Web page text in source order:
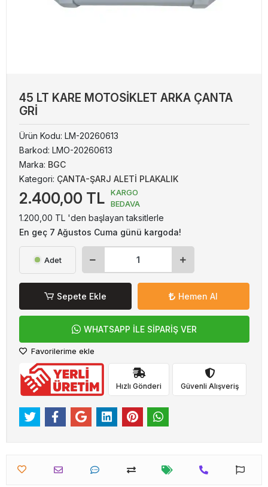
45 LT KARE MOTOSİKLET ARKA ÇANTA
GRİ
Ürün Kodu: LM-20260613
Barkod: LMO-20260613
Marka: BGC
Kategori: ÇANTA-ŞARJ ALETİ PLAKALIK
2.400,00 TL
KARGO
BEDAVA
1.200,00 TL 'den başlayan taksitlerle
En geç 7 Ağustos Cuma günü kargoda!
Adet
Sepete Ekle Hemen Al
WHATSAPP İLE SİPARİŞ VER
Favorilerime ekle
Hızlı Gönderi Güvenli Alışveriş